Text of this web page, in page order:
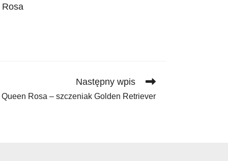
Rosa
Następny wpis
Rosa – szczeniak Golden Retriever